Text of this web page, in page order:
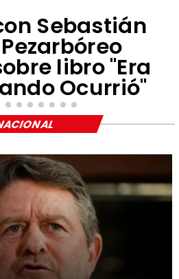
Sebastián
libro "Era
Ocurrió"